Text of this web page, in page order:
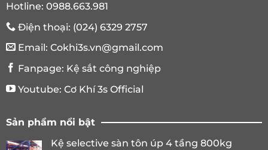
Hotline: 0988.663.981
Điện thoại: (024) 6329 2757
Email: Cokhi3s.vn@gmail.com
Fanpage: Kệ sắt công nghiệp
Youtube: Cơ Khí 3s Official
Sản phẩm nổi bật
Kệ selective sàn tôn úp 4 tầng 800kg